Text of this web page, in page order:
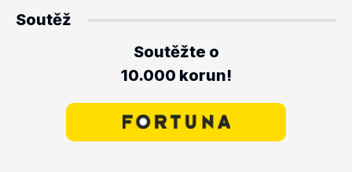
Soutěž
Soutěžte o
10.000 korun!